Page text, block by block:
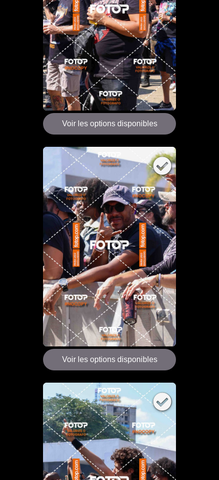
Voir les options disponibles
Voir les options disponibles